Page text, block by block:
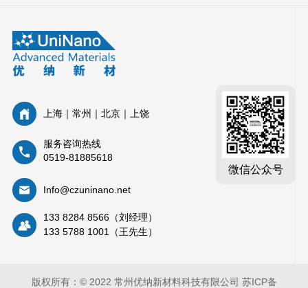
上海｜常州｜北京｜上饶
服务咨询热线
0519-81885618
Info@czuninano.net
133 8284 8566（刘经理）
133 5788 1001（王先生）
微信公众号
版权所有：© 2022 常州优纳新材料科技有限公司 苏ICP备